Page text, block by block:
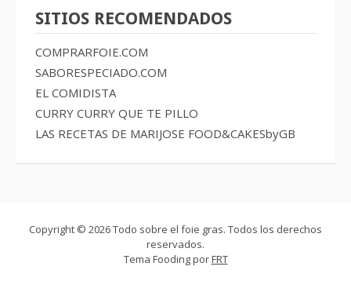
SITIOS RECOMENDADOS
COMPRARFOIE.COM
SABORESPECIADO.COM
EL COMIDISTA
CURRY CURRY QUE TE PILLO
LAS RECETAS DE MARIJOSE FOOD&CAKESbyGB
Copyright © 2026 Todo sobre el foie gras. Todos los derechos
reservados.
Tema Fooding porFRT